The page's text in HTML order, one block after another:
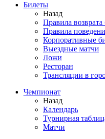
Билеты
Назад
Правила возврата
Правила
Корпоративные
Выездные матчи
Ложи
Ресторан
Трансляции в
Чемпионат
Назад
Календарь
Турнирная
Матчи